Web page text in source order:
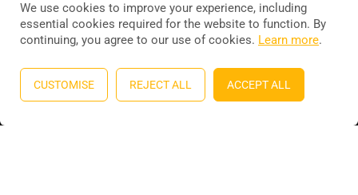
Education WordPress themebyThimPress. Powered by
WordPress.
Privacy
Terms Sitemap Purchase
We use cookies to improve your experience, including
essential cookies required for the website to function. By
continuing, you agree to our use of cookies. Learn more.
CUSTOMISE REJECT ALL ACCEPT ALL